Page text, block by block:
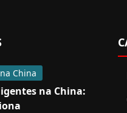
China
na China: